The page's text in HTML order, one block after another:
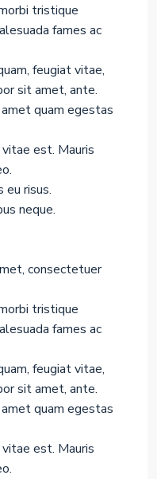
tristique
fames ac
feugiat vitae,
sit amet, ante.
quam egestas
est. Mauris
eu risus.
neque.
consectetuer
tristique
fames ac
feugiat vitae,
sit amet, ante.
quam egestas
est. Mauris